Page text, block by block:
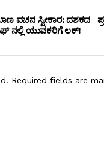
ವಚನ ಸ್ವೀಕಾರ: ದಶಕದ
ನಲ್ಲಿ ಯುವಕರಿಗೆ ಲಕ್!
Required fields are